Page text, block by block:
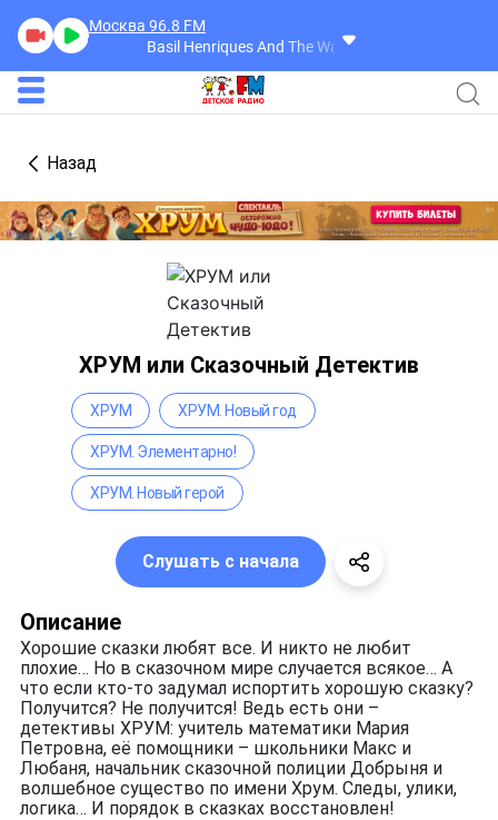
Москва 96.8 FM
Basil Henriques And The Waikiki Islanders
Назад
ХРУМ или Сказочный Детектив
Описание
Хорошие сказки любят все. И никто не любит
плохие… Но в сказочном мире случается всякое… А
что если кто-то задумал испортить хорошую сказку?
Получится? Не получится! Ведь есть они –
детективы ХРУМ: учитель математики Мария
Петровна, её помощники – школьники Макс и
Любаня, начальник сказочной полиции Добрыня и
волшебное существо по имени Хрум. Следы, улики,
логика… И порядок в сказках восстановлен!
ХРУМ ХРУМ. Новый год
ХРУМ. Элементарно!
ХРУМ. Новый герой
Слушать с начала